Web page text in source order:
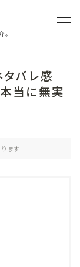
タバレ感
当に無実
ます